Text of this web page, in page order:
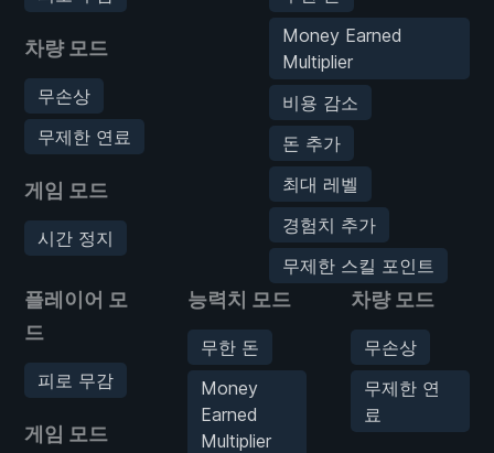
차량 모드
무손상
무제한 연료
게임 모드
시간 정지
Money Earned
Multiplier
비용 감소
돈 추가
최대 레벨
경험치 추가
무제한 스킬 포인트
플레이어 모
드
피로 무감
게임 모드
능력치 모드
무한 돈
Money
Earned
Multiplier
차량 모드
무손상
무제한 연
료